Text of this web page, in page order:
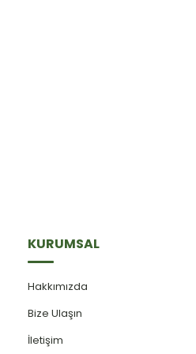
KURUMSAL
Hakkımızda
Bize Ulaşın
İletişim